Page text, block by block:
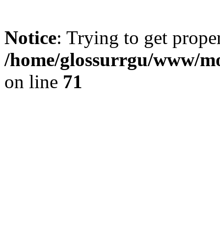
Notice: Trying to get
/home/glossurrgu/www/
on line 71